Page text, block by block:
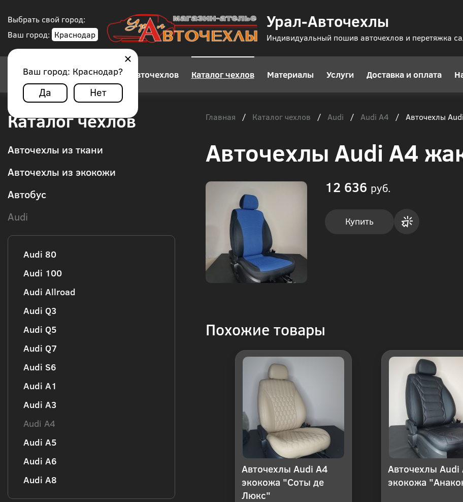
Выбрать свой город:
Ваш город: Краснодар
Ваш город: Краснодар?
Да Нет
Урал-Авточехлы
Индивидуальный пошив авточехлов и перетяжка
Конструктор авточехлов Каталог чехлов Материалы Услуги Доставка и оплата
Каталог чехлов
Авточехлы из ткани
Авточехлы из экокожи
Автобус
Audi
Audi 80
Audi 100
Audi Allroad
Audi Q3
Audi Q5
Audi Q7
Audi S6
Audi А1
Audi А3
Audi А4
Audi А5
Audi А6
Audi А8
Главная / Каталог чехлов / Audi / Audi А4 / Авточехлы
Авточехлы Audi A4
12 636 руб.
Купить
Похожие товары
Авточехлы Audi A4
экокожа "Соты де
Люкс"
Авточехлы Audi
экокожа